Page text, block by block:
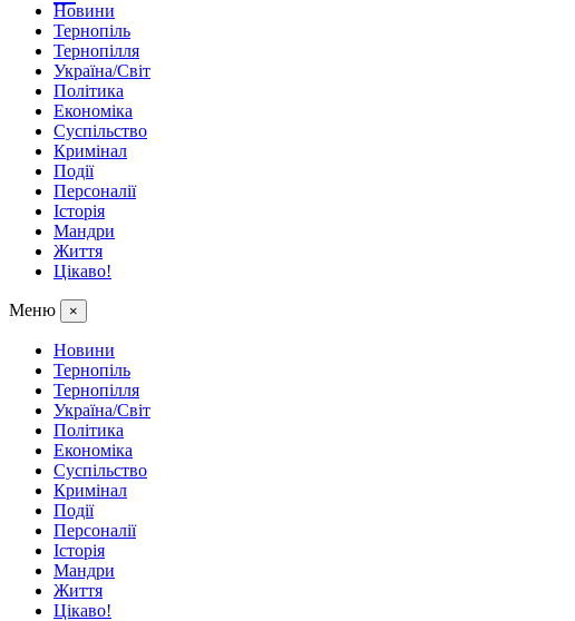
Новини
Тернопіль
Тернопілля
Україна/Світ
Політика
Економіка
Суспільство
Кримінал
Події
Персоналії
Історія
Мандри
Життя
Цікаво!
Меню ×
Новини
Тернопіль
Тернопілля
Україна/Світ
Політика
Економіка
Суспільство
Кримінал
Події
Персоналії
Історія
Мандри
Життя
Цікаво!